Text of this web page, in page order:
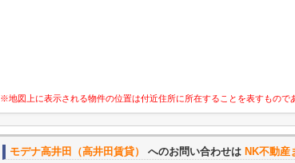
※地図上に表示される物件の位置は付近住所に所在することを表すもので
モデナ高井田（高井田賃貸） へのお問い合わせは NK不動産